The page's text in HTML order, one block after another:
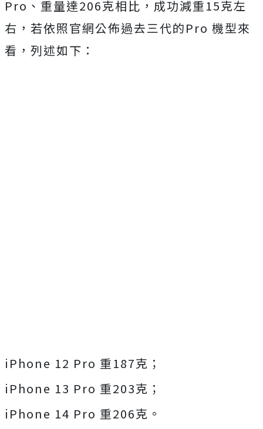
Pro、重量達206克相比，成功減重15克左
右，若依照官網公佈過去三代的Pro 機型來
看，列述如下：
iPhone 12 Pro 重187克；
iPhone 13 Pro 重203克；
iPhone 14 Pro 重206克。